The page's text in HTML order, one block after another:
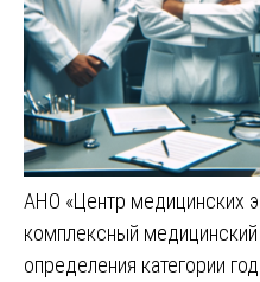
АНО «Центр медицинских
комплексный
определения категории